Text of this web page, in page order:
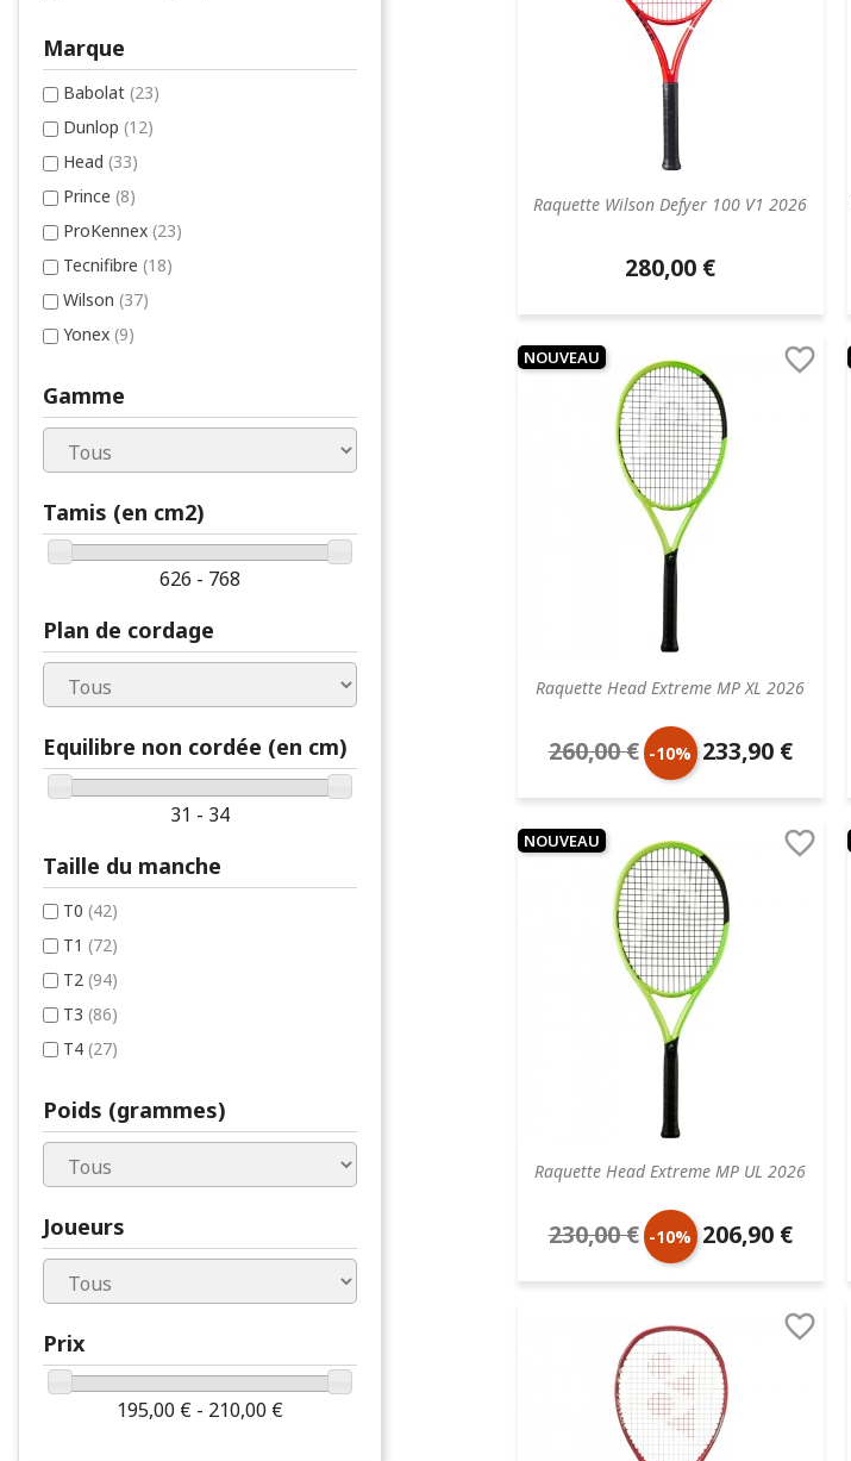
Marque
Babolat (23)
Dunlop (12)
Head (33)
Prince (8)
ProKennex (23)
Tecnifibre (18)
Wilson (37)
Yonex (9)
Gamme
Tamis (en cm2)
626 - 768
Plan de cordage
Equilibre non cordée (en cm)
31 - 34
Taille du manche
T0 (42)
T1 (72)
T2 (94)
T3 (86)
T4 (27)
Poids (grammes)
Joueurs
Prix
195,00 € - 210,00 €
Raquette Wilson Defyer 100 V1 2026
Prix
unitaire
280,00 €
Raquette Head Extreme MP XL 2026

Prix
de
base
260,00 € -10% Prix
unitaire
233,90 €
NOUVEAU
Raquette Head Extreme MP UL 2026

Prix
de
230,00 € -10% Prix
unitaire
206,90 €
NOUVEAU
